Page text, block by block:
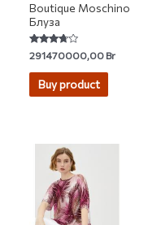
Boutique Moschino
Блуза
Rated
3.50
out of 5
291470000,00Br
Buy product